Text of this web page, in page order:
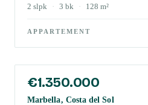
2 slpk · 3 bk · 128 m²
APPARTEMENT
€1.350.000
Marbella, Costa del Sol